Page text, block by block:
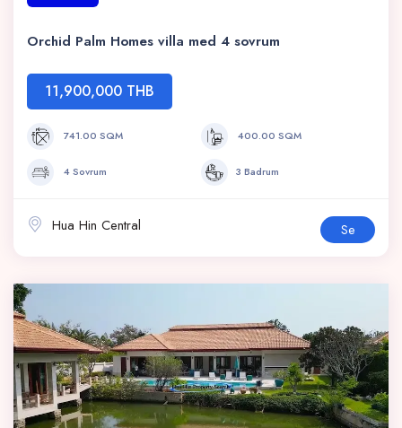
Orchid Palm Homes villa med 4 sovrum
11,900,000 THB
741.00 SQM 400.00 SQM
4 Sovrum 3 Badrum
Hua Hin Central Se